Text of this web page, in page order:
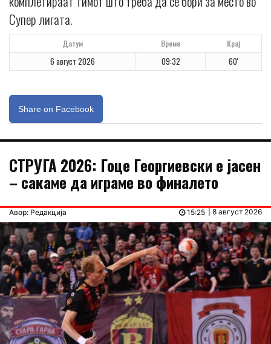
Супер лигата.
Датум Време Крај
6 август 2026 09:32 60'
Share on Facebook
СТРУГА 2026: Гоце Георгиевски е јасен
– сакаме да играме во финалето
Авор: Редакција | 8 август 2026
15:25